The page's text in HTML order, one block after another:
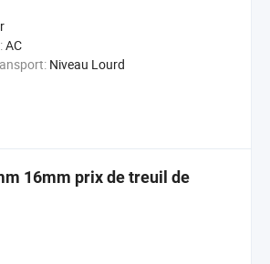
AC
Niveau Lourd
16mm prix de treuil de